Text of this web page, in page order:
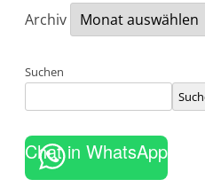
Archiv
Suchen
Chat in WhatsApp